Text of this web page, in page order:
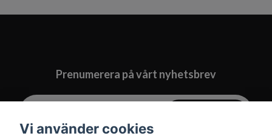
Prenumerera på vårt nyhetsbrev
Vi använder cookies